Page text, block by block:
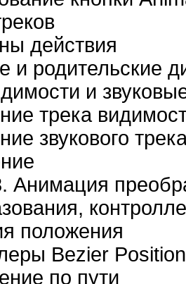
действия
родительские
и
трека
звукового
Bezier Position
по пути